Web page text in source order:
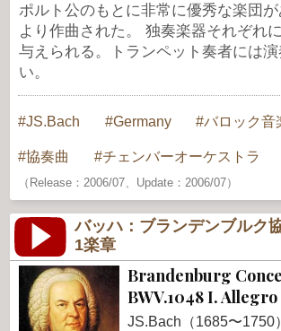
ポルト公のもとに非常に優秀な楽団
より作曲された。 独奏楽器それぞれ
与えられる。トランペット奏者には
い。
JS.Bach Germany バロック音
協奏曲 チェンバーオーケストラ
（Release：2006/07、Update：2006/07）
バッハ：ブランデンブルク
1楽章
Brandenburg
BWV.1048 I. Allegro
JS.Bach（1685〜1750）